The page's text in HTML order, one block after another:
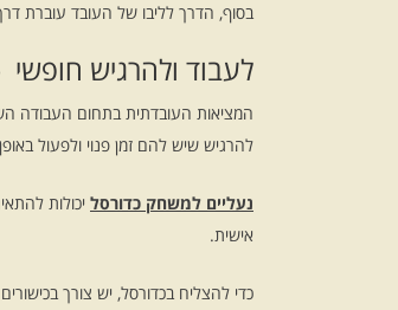
בסוף, הדרך לליבו של העובד עוברת
לעבוד ולהרגיש חופשי
להרגיש שיש להם זמן פנוי ולפעול
נעליים למשחק כדורסל יכולות
אישית.
כדי להצליח בכדורסל, יש צורך